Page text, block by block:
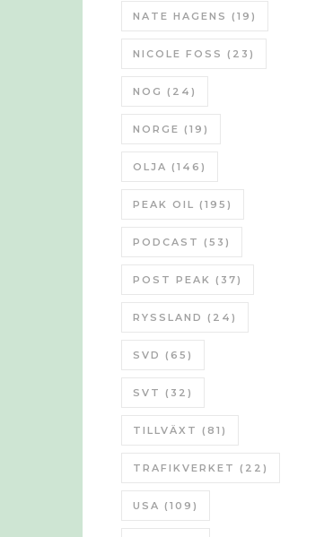
NATE HAGENS (19)
NICOLE FOSS (23)
NOG (24)
NORGE (19)
OLJA (146)
PEAK OIL (195)
PODCAST (53)
POST PEAK (37)
RYSSLAND (24)
SVD (65)
SVT (32)
TILLVÄXT (81)
TRAFIKVERKET (22)
USA (109)